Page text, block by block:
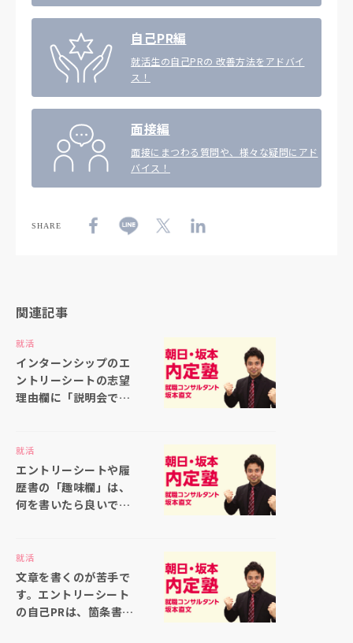
自己PR編
就活生の自己PRの 改善方法をアドバイ
ス！
面接編
面接にまつわる質問や、様々な疑問にアド
バイス！
SHARE
関連記事
就活
インターンシップのエ
ントリーシートの志望
理由欄に「説明会で聞
ても大丈夫ですか
就活
エントリーシートや履
歴書の「趣味欄」は、
何を書いたら良いでし
就活
文章を書くのが苦手で
す。エントリーシート
の自己PRは、箇条書き